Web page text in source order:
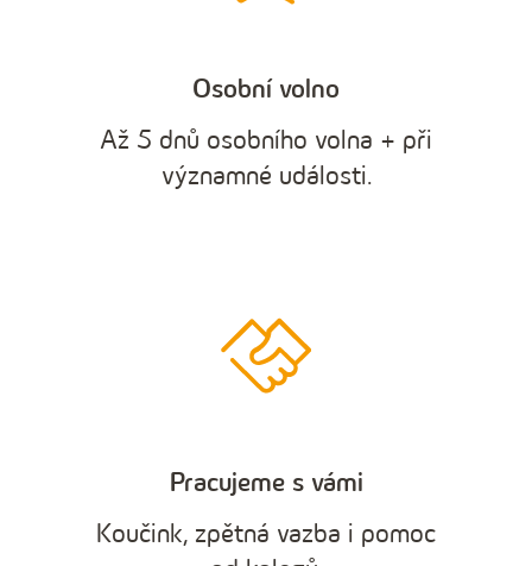
Osobní volno
Až 5 dnů osobního volna + při
významné události.
Pracujeme s vámi
Koučink, zpětná vazba i pomoc